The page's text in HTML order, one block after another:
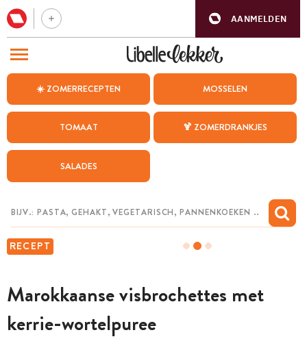
AANMELDEN
☀️ ZOMERRECEPTEN MOSSELEN
TOMAAT 🍹 ZOMERDRANKJES
SALADES
RECEPT
Marokkaanse visbrochettes met
kerrie-wortelpuree
BEZOEK ONZE ANDERE WEBSITES
WEEKMENU
CHAT MET MAIA
MIJN BEWAARDE RECEPTEN